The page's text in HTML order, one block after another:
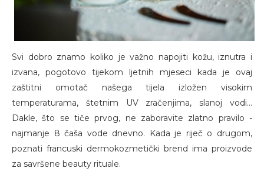
Svi dobro znamo koliko je važno napojiti kožu, iznutra i
izvana, pogotovo tijekom ljetnih mjeseci kada je ovaj
zaštitni omotač našega tijela izložen visokim
temperaturama, štetnim UV zračenjima, slanoj vodi…
Dakle, što se tiče prvog, ne zaboravite zlatno pravilo -
najmanje 8 čaša vode dnevno. Kada je riječ o drugom,
poznati francuski dermokozmetički brend ima proizvode
za savršene beauty rituale.